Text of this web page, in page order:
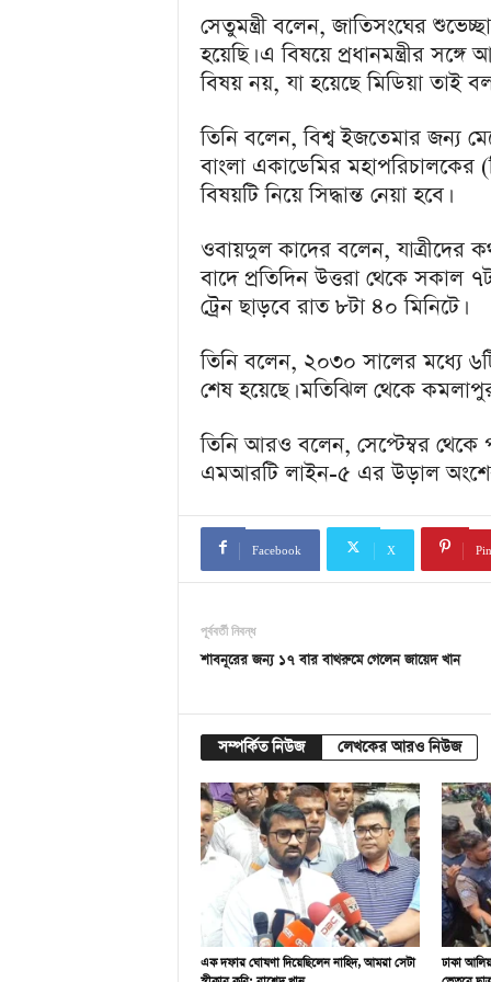
সেতুমন্ত্রী বলেন, জাতিসংঘের
হয়েছি। এ বিষয়ে প্রধানমন্ত্রীর
বিষয় নয়, যা হয়েছে মিডিয়া তাই
তিনি বলেন, বিশ্ব ইজতেমার জন্য
বাংলা একাডেমির
বিষয়টি নিয়ে সিদ্ধান্ত নেয়া হবে।
ওবায়দুল কাদের বলেন, যাত্রীদের
বাদে প্রতিদিন উত্তরা থেকে সকাল
ট্রেন ছাড়বে রাত ৮টা ৪০ মিনিটে।
তিনি বলেন, ২০৩০ সালের মধ্যে
শেষ হয়েছে। মতিঝিল থেকে
তিনি আরও বলেন, সেপ্টেম্বর
এমআরটি লাইন-৫ এর উড়াল
Facebook X
পূর্ববর্তী নিবন্ধ
শাবনূরের জন্য ১৭ বার বাথরুমে গেলেন জায়েদ খান
সম্পর্কিত নিউজ লেখকের আরও নিউজ
এক দফার ঘোষণা দিয়েছিলেন নাহিদ, আমরা সেটা
ঢাকা